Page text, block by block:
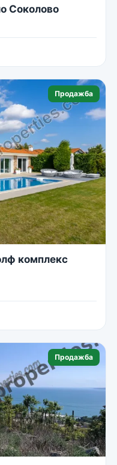
Соколово
Продажба
комплекс
Продажба